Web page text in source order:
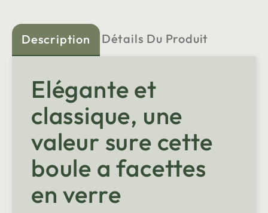
Description Détails Du Produit
Elégante et
classique, une
valeur sure cette
boule a facettes
en verre